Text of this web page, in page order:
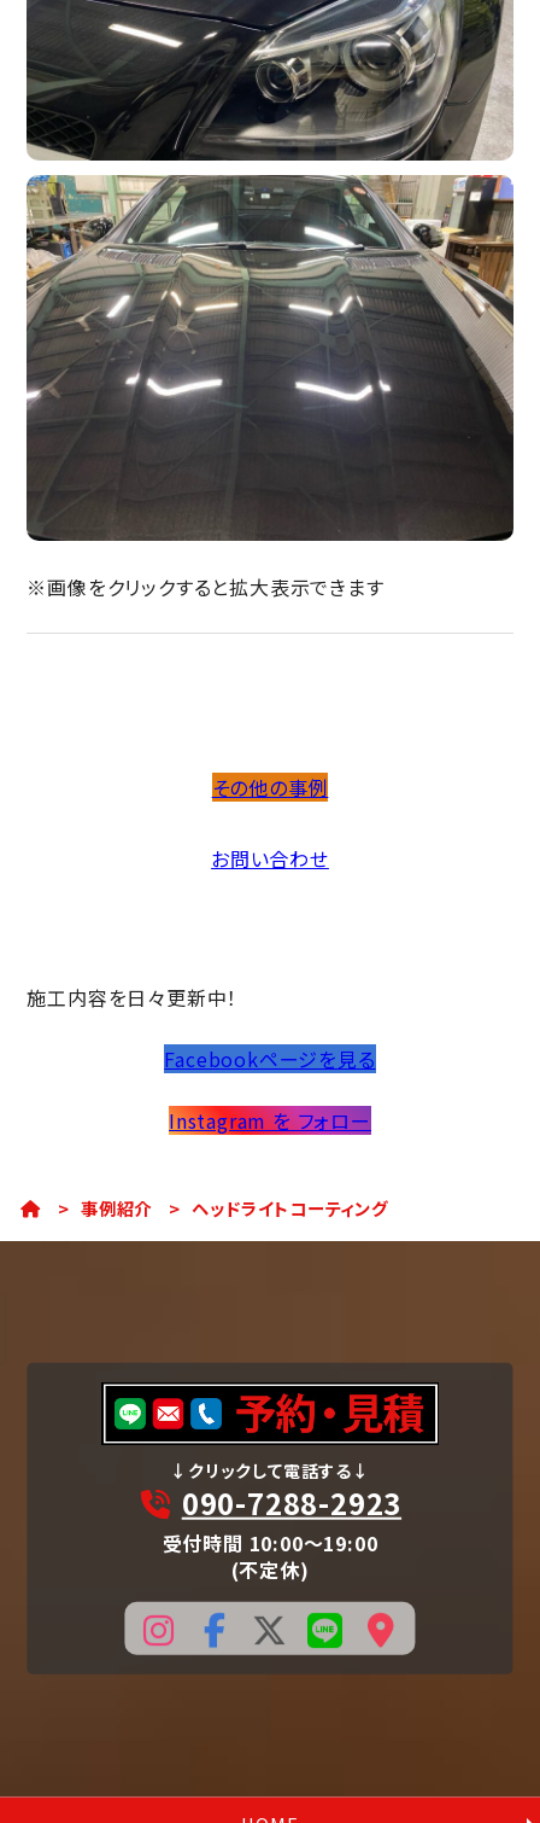
※画像をクリックすると拡大表示できます
その他の事例
お問い合わせ
施工内容を日々更新中！
Facebookページを見る
Instagram を フォロー
> 事例紹介 > ヘッドライトコーティング
↓クリックして電話する↓
090-7288-2923
受付時間 10:00〜19:00
(不定休)